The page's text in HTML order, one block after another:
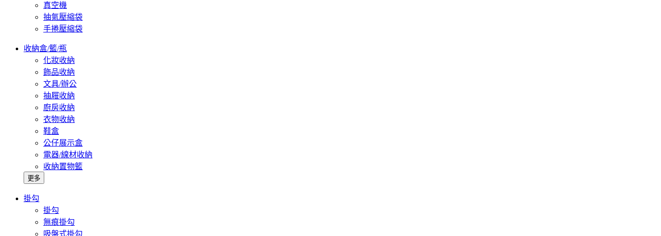
真空機
抽氣壓縮袋
手捲壓縮袋
收納盒/籃/瓶
化妝收納
飾品收納
文具/辦公
抽屜收納
廚房收納
衣物收納
鞋盒
公仔展示盒
電器/線材收納
收納置物籃
更多
掛勾
掛勾
無痕掛勾
吸盤式掛勾